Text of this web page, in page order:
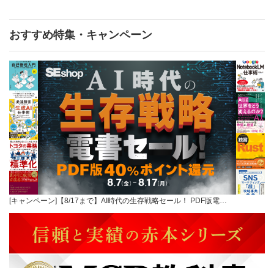
おすすめ特集・キャンペーン
[キャンペーン]【8/17まで】AI時代の生存戦略セール！ PDF版電…